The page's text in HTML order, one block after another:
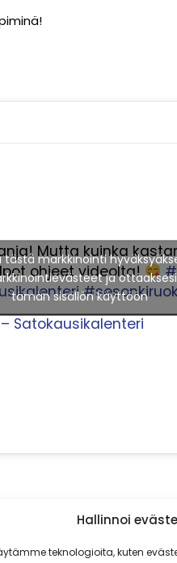
Hallinnoi
teknologioita, kuten
Mutta kuinka
ohjeet videolta!
Satokausikalenteri
tästä markkinointi
ja ottaaksesi
tämän sisällön käyttöön
TikTokissa ja